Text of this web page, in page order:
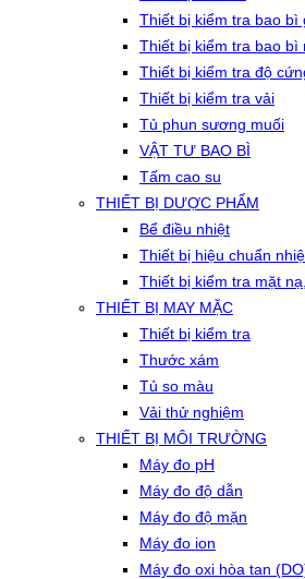
Thiết bị kiểm tra bao bì
Thiết bị kiểm tra bao bì
Thiết bị kiểm tra độ
Thiết bị kiểm tra vải
Tủ phun sương muối
VẬT TƯ BAO BÌ
Tấm cao su
THIẾT BỊ DƯỢC PHẨM
Bể điều nhiệt
Thiết bị hiệu chuẩn
Thiết bị kiểm tra mặt
THIẾT BỊ MAY MẶC
Thiết bị kiểm tra
Thước xám
Tủ so màu
Vải thử nghiệm
THIẾT BỊ MÔI TRƯỜNG
Máy đo pH
Máy đo độ dẫn
Máy đo độ mặn
Máy đo ion
Máy đo oxi hòa tan